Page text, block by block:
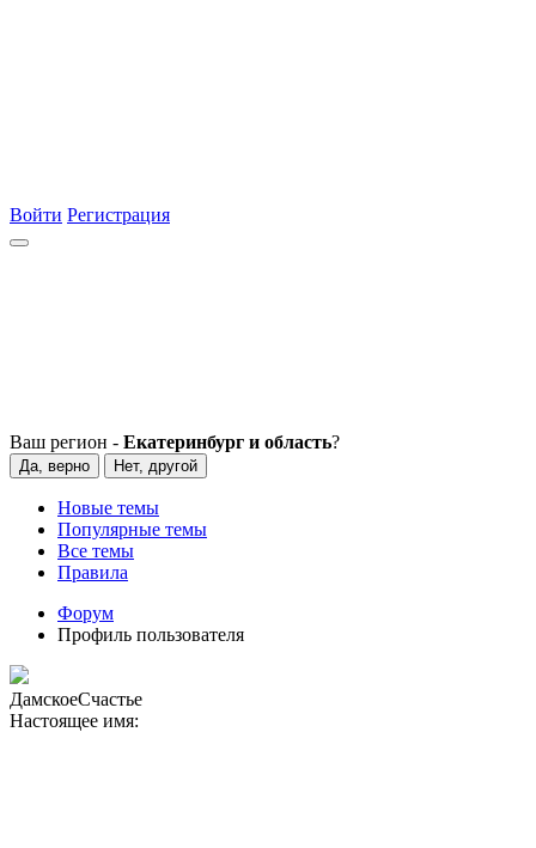
Войти Регистрация
Ваш регион - Екатеринбург и область?
Да, верно Нет, другой
Новые темы
Популярные темы
Все темы
Правила
Форум
Профиль пользователя
ДамскоеСчастье
Настоящее имя: